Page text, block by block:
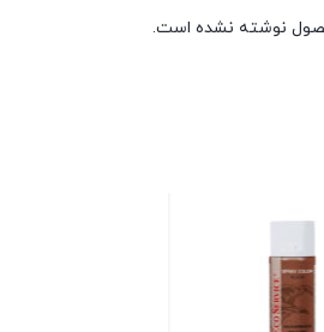
نوشته نشده است.